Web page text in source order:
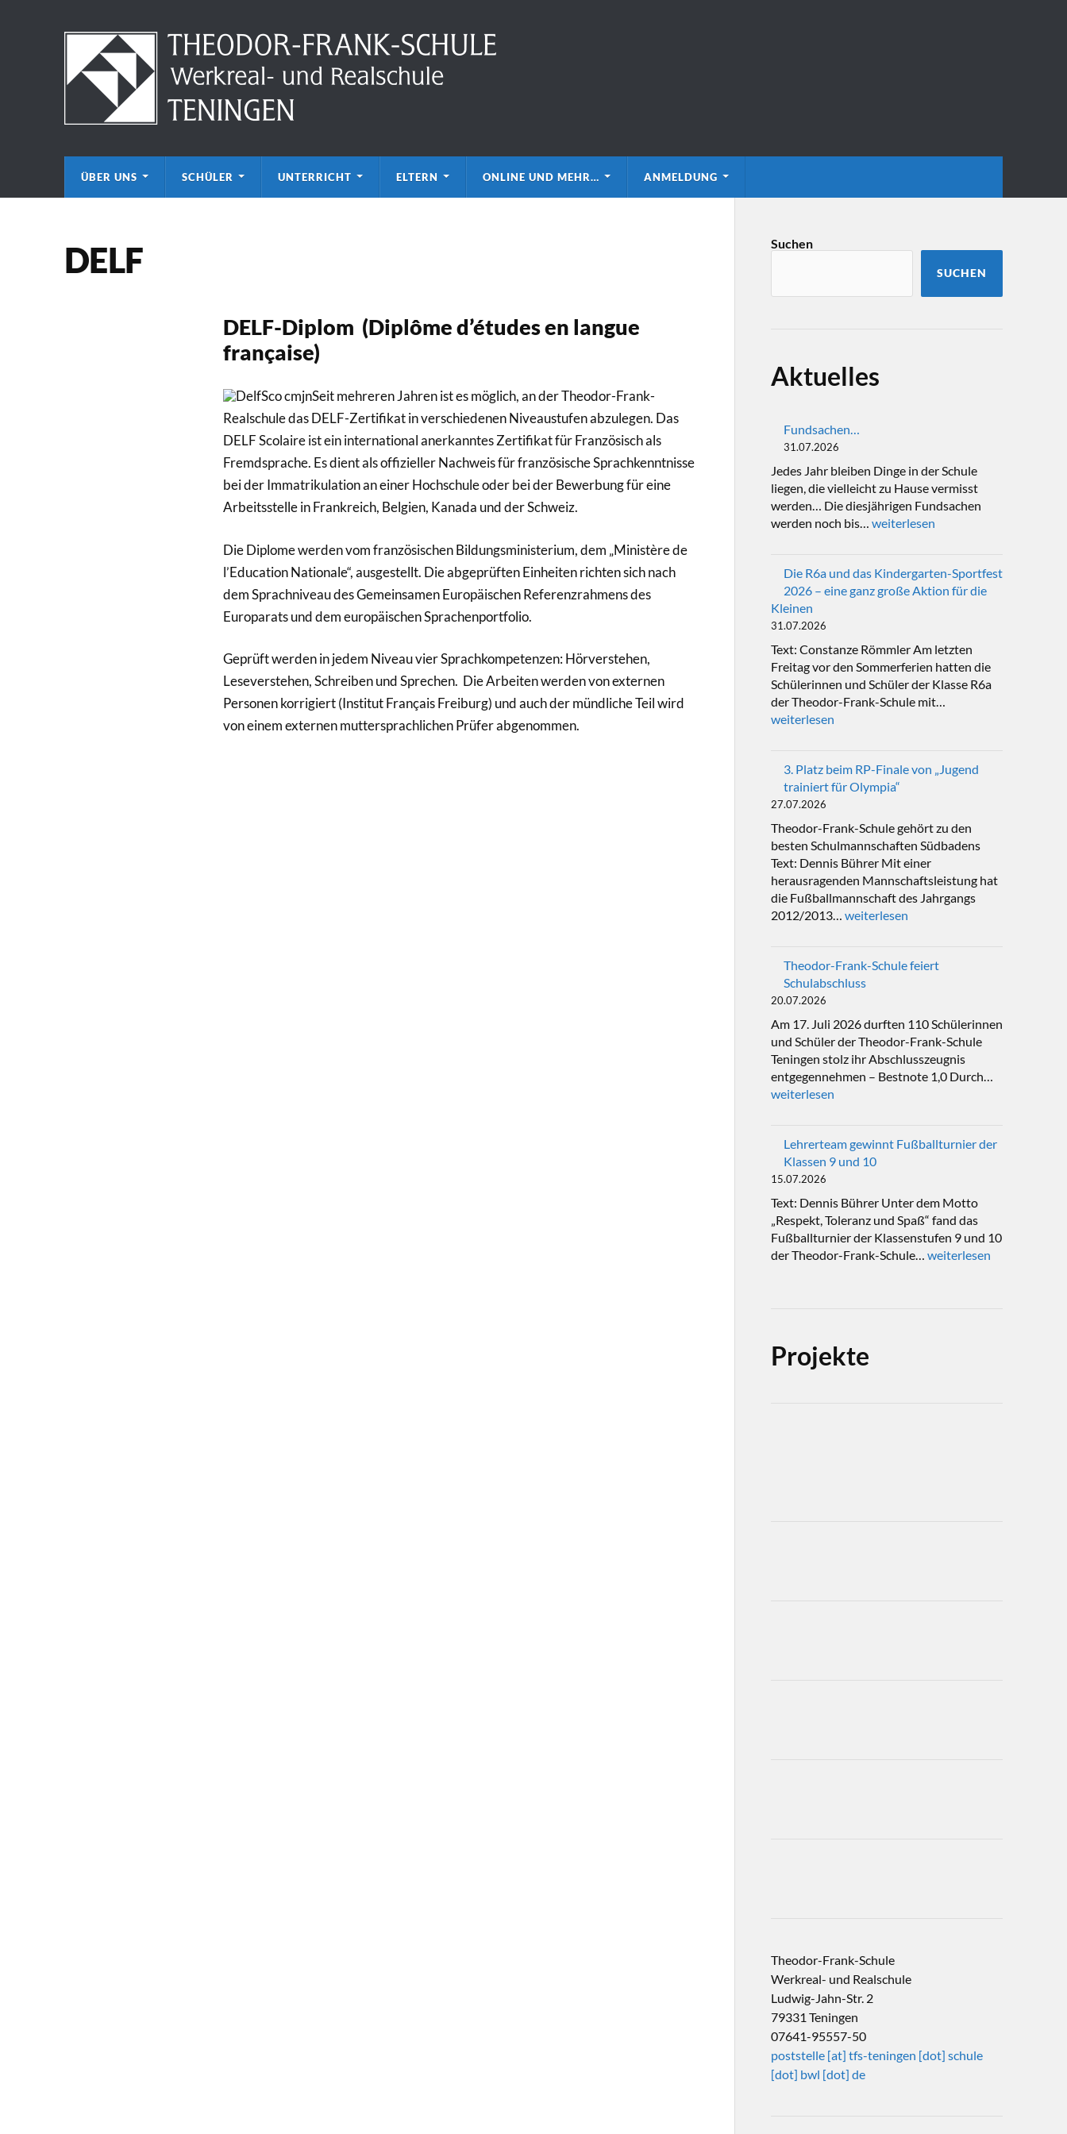
ÜBER UNS SCHÜLER UNTERRICHT ELTERN ONLINE UND MEHR… ANMELDUNG
DELF
DELF-Diplom (Diplôme d’études en langue
française)
Seit mehreren Jahren ist es möglich, an der Theodor-Frank-
Realschule das DELF-Zertifikat in verschiedenen Niveaustufen abzulegen. Das
DELF Scolaire ist ein international anerkanntes Zertifikat für Französisch als
Fremdsprache. Es dient als offizieller Nachweis für französische Sprachkenntnisse
bei der Immatrikulation an einer Hochschule oder bei der Bewerbung für eine
Arbeitsstelle in Frankreich, Belgien, Kanada und der Schweiz.
Die Diplome werden vom französischen Bildungsministerium, dem „Ministère de
l’Education Nationale“, ausgestellt. Die abgeprüften Einheiten richten sich nach
dem Sprachniveau des Gemeinsamen Europäischen Referenzrahmens des
Europarats und dem europäischen Sprachenportfolio.
Geprüft werden in jedem Niveau vier Sprachkompetenzen: Hörverstehen,
Leseverstehen, Schreiben und Sprechen. Die Arbeiten werden von externen
Personen korrigiert (Institut Français Freiburg) und auch der mündliche Teil wird
von einem externen muttersprachlichen Prüfer abgenommen.
Suchen
SUCHEN
Aktuelles
Fundsachen…
31.07.2026
Jedes Jahr bleiben Dinge in der Schule
liegen, die vielleicht zu Hause vermisst
werden… Die diesjährigen Fundsachen
werden noch bis… weiterlesen
Die R6a und das Kindergarten-Sportfest
2026 – eine ganz große Aktion für die
Kleinen
31.07.2026
Text: Constanze Römmler Am letzten
Freitag vor den Sommerferien hatten die
Schülerinnen und Schüler der Klasse R6a
der Theodor-Frank-Schule mit…
weiterlesen
3. Platz beim RP-Finale von „Jugend
trainiert für Olympia“
27.07.2026
Theodor-Frank-Schule gehört zu den
besten Schulmannschaften Südbadens
Text: Dennis Bührer Mit einer
herausragenden Mannschaftsleistung hat
die Fußballmannschaft des Jahrgangs
2012/2013… weiterlesen
Theodor-Frank-Schule feiert
Schulabschluss
20.07.2026
Am 17. Juli 2026 durften 110 Schülerinnen
und Schüler der Theodor-Frank-Schule
Teningen stolz ihr Abschlusszeugnis
entgegennehmen – Bestnote 1,0 Durch…
weiterlesen
Lehrerteam gewinnt Fußballturnier der
Klassen 9 und 10
15.07.2026
Text: Dennis Bührer Unter dem Motto
„Respekt, Toleranz und Spaß“ fand das
Fußballturnier der Klassenstufen 9 und 10
der Theodor-Frank-Schule… weiterlesen
Projekte
Theodor-Frank-Schule
Werkreal- und Realschule
Ludwig-Jahn-Str. 2
79331 Teningen
07641-95557-50
poststelle [at] tfs-teningen [dot] schule
[dot] bwl [dot] de